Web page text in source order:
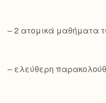
– 2 ατομικά μαθήματα
– ελεύθερη